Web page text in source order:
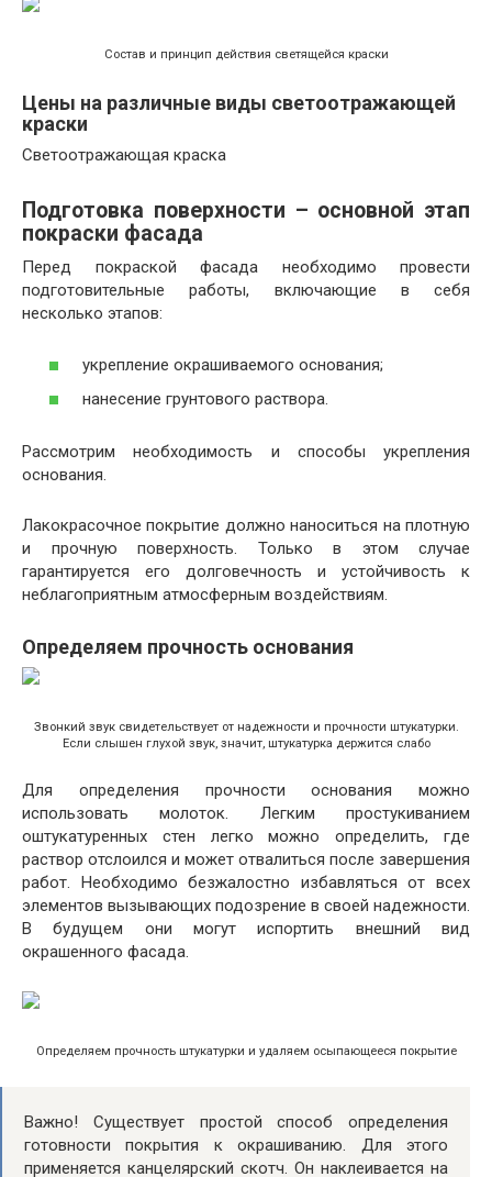
Состав и принцип действия светящейся краски
Цены на различные виды светоотражающей
краски
Светоотражающая краска
Подготовка поверхности – основной этап
покраски фасада
Перед покраской фасада необходимо провести
подготовительные работы, включающие в себя
несколько этапов:
укрепление окрашиваемого основания;
нанесение грунтового раствора.
Рассмотрим необходимость и способы укрепления
основания.
Лакокрасочное покрытие должно наноситься на плотную
и прочную поверхность. Только в этом случае
гарантируется его долговечность и устойчивость к
неблагоприятным атмосферным воздействиям.
Определяем прочность основания
Звонкий звук свидетельствует от надежности и прочности штукатурки.
Если слышен глухой звук, значит, штукатурка держится слабо
Для определения прочности основания можно
использовать молоток. Легким простукиванием
оштукатуренных стен легко можно определить, где
раствор отслоился и может отвалиться после завершения
работ. Необходимо безжалостно избавляться от всех
элементов вызывающих подозрение в своей надежности.
В будущем они могут испортить внешний вид
окрашенного фасада.
Определяем прочность штукатурки и удаляем осыпающееся покрытие
Важно! Существует простой способ определения
готовности покрытия к окрашиванию. Для этого
применяется канцелярский скотч. Он наклеивается на